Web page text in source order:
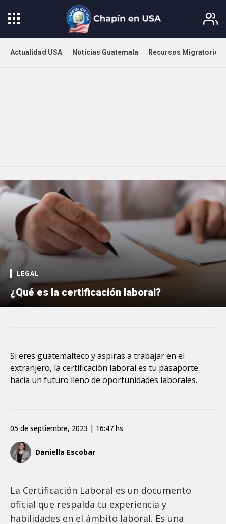
Actualidad USA Noticias Guatemala Recursos Migratorios
LEGAL
¿Qué es la certificación laboral?
Si eres guatemalteco y aspiras a trabajar en el
extranjero, la certificación laboral es tu pasaporte
hacia un futuro lleno de oportunidades laborales.
Daniella Escobar
05 de septiembre, 2023 | 16:47 hs
La Certificación Laboral es un documento
oficial que respalda tu experiencia y
habilidades en el ámbito laboral. Es una